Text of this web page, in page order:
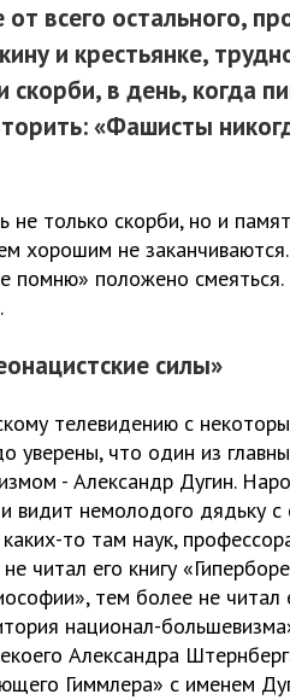
всего остального,
и крестьянке,
скорби, в день, когда
«Фашисты
не только скорби, но и
хорошим не
помню» положено
силы»
телевидению с
уверены, что один из
- Александр Дугин.
видит немолодого дядьку
то там наук,
читал его книгу
тем более не читал
национал-
Александра
Гиммлера» с именем